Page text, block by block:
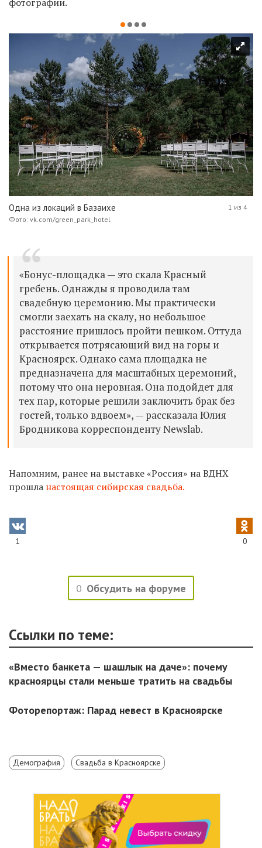
Одна из локаций в Базаихе
Фото: vk.com/green_park_hotel
1 из 4
«Бонус-площадка — это скала Красный
гребень. Однажды я проводила там
свадебную церемонию. Мы практически
смогли заехать на скалу, но небольшое
расстояние пришлось пройти пешком. Оттуда
открывается потрясающий вид на горы и
Красноярск. Однако сама площадка не
предназначена для масштабных церемоний,
потому что она неровная. Она подойдет для
тех пар, которые решили заключить брак без
гостей, только вдвоем», — рассказала Юлия
Бродникова корреспонденту Newslab.
Напомним, ранее на выставке «Россия» на ВДНХ
прошла настоящая сибирская свадьба.
1 0
0 Обсудить на форуме
Ссылки по теме:
«Вместо банкета — шашлык на даче»: почему
красноярцы стали меньше тратить на свадьбы
Фоторепортаж: Парад невест в Красноярске
Демография Свадьба в Красноярске